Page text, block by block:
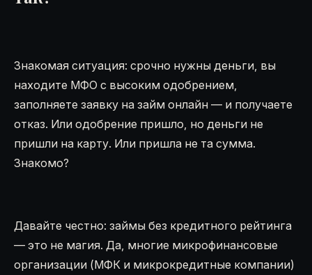
Знакомая ситуация: срочно нужны деньги, вы
находите МФО с высоким одобрением,
заполняете заявку на займ онлайн — и получаете
отказ. Или одобрение пришло, но деньги не
пришли на карту. Или пришла не та сумма.
Знакомо?
Давайте честно: займы без кредитного рейтинга
— это не магия. Да, многие микрофинансовые
организации (МФК и микрокредитные компании)